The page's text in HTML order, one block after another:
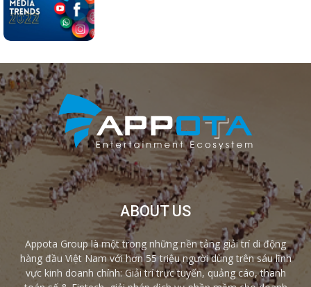
ABOUT US
Appota Group là một trong những nền tảng giải trí di động
hàng đầu Việt Nam với hơn 55 triệu người dùng trên sáu lĩnh
vực kinh doanh chính: Giải trí trực tuyến, quảng cáo, thanh